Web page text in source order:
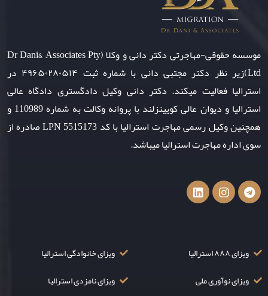
موسسه حقوقی-مهاجرتی دکتر دانی و وکلا (Dr Dani& Associates Pty
Ltd)زیر نظر دکتر مجتبی دانی با شماره ثبت ۴۹۶۵۰۲۸۰۵۱۴ در
استرالیا فعالیت میکند. دکتر دانی وکیل دادگستری دادگاه عالی
استرالیا و دیوان عالی کویینزلند با پروانه وکالت به شماره 110989 و
همچنین وکیل رسمی مهاجرت استرالیا با کد LPN 5515173 صادره از
سوی اداره مهاجرت استرالیا میباشد.
ویزای ۸۸۸ استرالیا
ویزای نوآوری ملی
ویزای خانوادگی استرالیا
ویزای نامزدی استرالیا